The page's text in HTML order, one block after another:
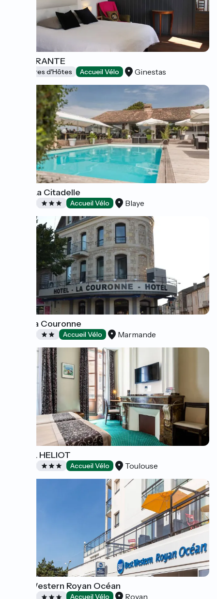
L'ITINÉRANTE
Chambres d'Hôtes Accueil Vélo Ginestas
Hôtel La Citadelle
Accueil Vélo Blaye
Hôtel la Couronne
Accueil Vélo Marmande
HOTEL HELIOT
Accueil Vélo Toulouse
Best Western Royan Océan
Accueil Vélo Royan